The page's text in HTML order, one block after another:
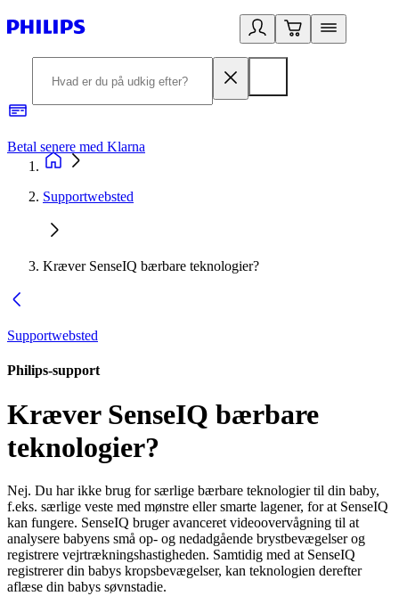
Betal senere med Klarna
Supportwebsted
Kræver SenseIQ bærbare teknologier?
Supportwebsted
Philips-support
Kræver SenseIQ bærbare
teknologier?
Nej. Du har ikke brug for særlige bærbare teknologier til din baby,
f.eks. særlige veste med mønstre eller smarte lagener, for at SenseIQ
kan fungere. SenseIQ bruger avanceret videoovervågning til at
analysere babyens små op- og nedadgående brystbevægelser og
registrere vejrtrækningshastigheden. Samtidig med at SenseIQ
registrerer din babys kropsbevægelser, kan teknologien derefter
aflæse din babys søvnstadie.